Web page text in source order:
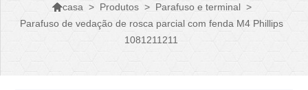
casa > Produtos > Parafuso e terminal >
Parafuso de vedação de rosca parcial com fenda M4 Phillips
1081211211